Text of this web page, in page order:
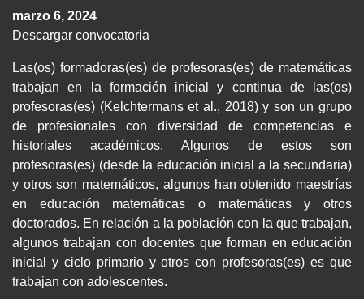
marzo 6, 2024
Descargar convocatoria
Las(os) formadoras(es) de profesoras(es) de matemáticas
trabajan en la formación inicial y continua de las(os)
profesoras(es) (Kelchtermans et al., 2018) y son un grupo
de profesionales con diversidad de competencias e
historiales académicos. Algunos de estos son
profesoras(es) (desde la educación inicial a la secundaria)
y otros son matemáticos, algunos han obtenido maestrías
en educación matemáticas o matemáticas y otros
doctorados. En relación a la población con la que trabajan,
algunos trabajan con docentes que forman en educación
inicial y ciclo primario y otros con profesoras(es) es que
trabajan con adolescentes.